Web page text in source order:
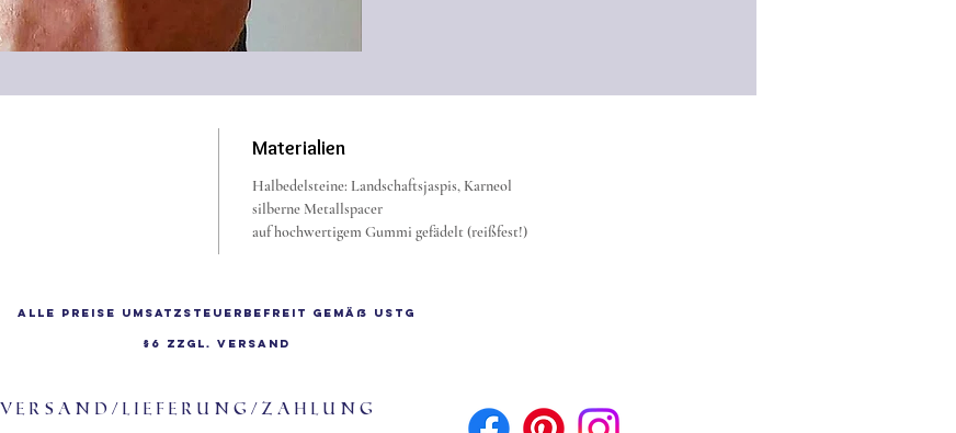
Materialien
Halbedelsteine: Landschaftsjaspis, Karneol
silberne Metallspacer
auf hochwertigem Gummi gefädelt (reißfest!)
Alle Preise Umsatzsteuerbefreit gemäß UStG
§6 zzgl. Versand
Versand/Lieferung/Zahlung